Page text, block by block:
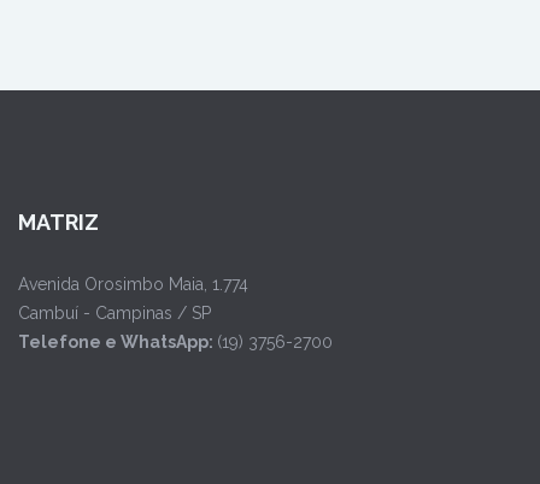
MATRIZ
Avenida Orosimbo Maia, 1.774
Cambuí - Campinas / SP
Telefone e WhatsApp: (19) 3756-2700